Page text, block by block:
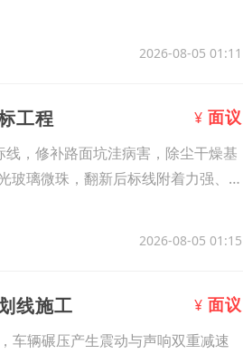
2026-08-05 01:11
工程 ¥ 面议
，修补路面坑洼病害，除尘干燥基
璃微珠，翻新后标线附着力强、
2026-08-05 01:15
线施工 ¥ 面议
车辆碾压产生震动与声响双重减速